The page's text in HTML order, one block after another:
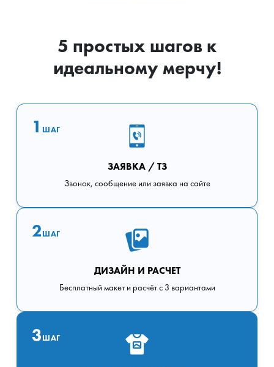
5 простых шагов к
идеальному мерчу!
1 ШАГ
ЗАЯВКА / ТЗ
Звонок, сообщение или заявка на сайте
2ШАГ
ДИЗАЙН И РАСЧЕТ
Бесплатный макет и расчёт с 3 вариантами
3ШАГ